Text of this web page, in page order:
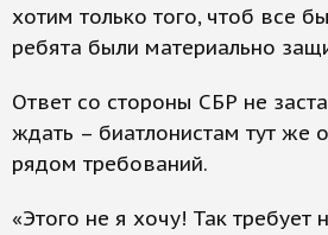
хотим только того, чтоб все
ребята были материально
Ответ со стороны СБР не
ждать – биатлонистам тут же
рядом требований.
«Этого не я хочу! Так требует